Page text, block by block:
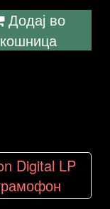
Додај во
кошница